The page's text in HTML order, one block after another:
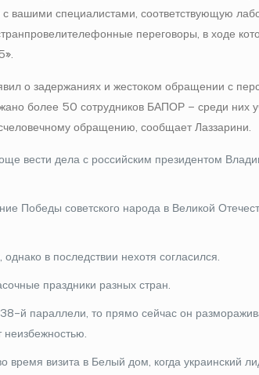
вашими специалистами, соответствующую
провели телефонные переговоры, в ходе
о задержаниях и жестоком обращении с
более 50 сотрудников БАПОР – среди них
обращению, сообщает Лаззарини.
вести дела с российским президентом
Победы советского народа в Великой
в последствии нехотя согласился.
праздники разных стран.
й параллели, то прямо сейчас он
время визита в Белый дом, когда украинский